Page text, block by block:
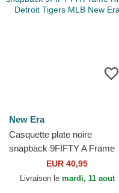
New Era
Casquette plate noire
snapback 9FIFTY A Frame
Ring Detroit Tigers MLB New
Era
EUR 40,95
Livraison le mardi, 11 aout